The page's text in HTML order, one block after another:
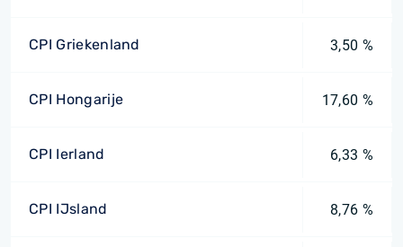
CPI Griekenland 3,50 %
CPI Hongarije 17,60 %
CPI Ierland 6,33 %
CPI IJsland 8,76 %